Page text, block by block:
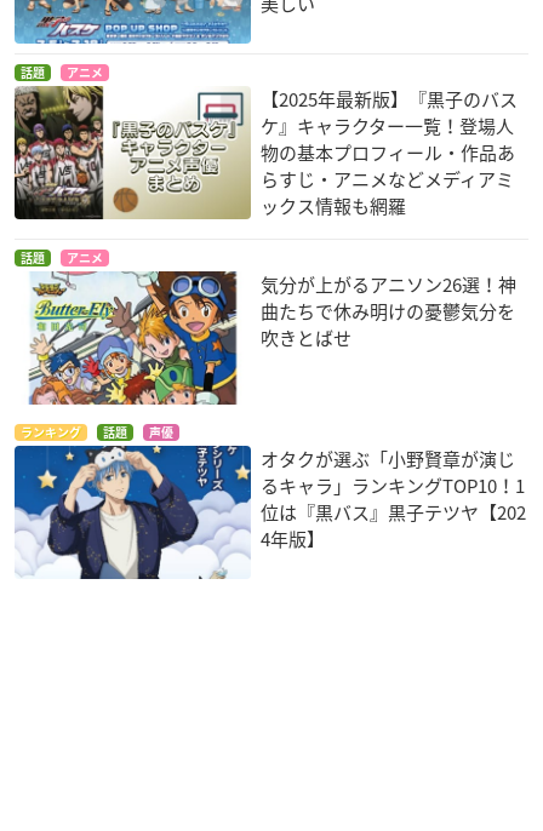
話題 アニメ
【2025年最新版】『黒子のバス
ケ』キャラクター一覧！登場人
物の基本プロフィール・作品あ
らすじ・アニメなどメディアミ
ックス情報も網羅
話題 アニメ
気分が上がるアニソン26選！神
曲たちで休み明けの憂鬱気分を
吹きとばせ
ランキング 話題 声優
オタクが選ぶ「小野賢章が演じ
るキャラ」ランキングTOP10！1
位は『黒バス』黒子テツヤ【202
4年版】